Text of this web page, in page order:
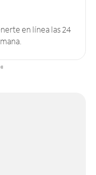
en línea las 24